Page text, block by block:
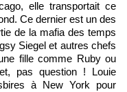
elle transportait ce
Ce dernier est un des
de la mafia des temps
Siegel et autres chefs
fille comme Ruby ou
pas question ! Louie
à New York pour